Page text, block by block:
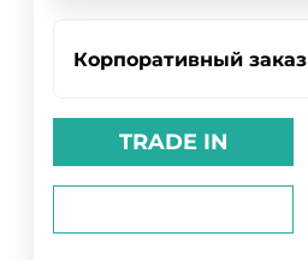
Корпоративный заказ
TRADE IN